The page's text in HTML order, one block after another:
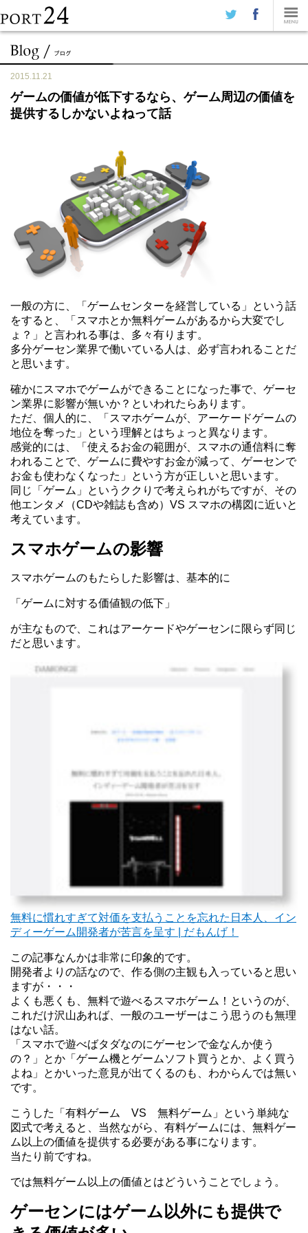
2015.11.21
ゲームの価値が低下するなら、ゲーム周辺の価値を
提供するしかないよねって話
一般の方に、「ゲームセンターを経営している」という話
をすると、「スマホとか無料ゲームがあるから大変でし
ょ？」と言われる事は、多々有ります。
多分ゲーセン業界で働いている人は、必ず言われることだ
と思います。
確かにスマホでゲームができることになった事で、ゲーセ
ン業界に影響が無いか？といわれたらあります。
ただ、個人的に、「スマホゲームが、アーケードゲームの
地位を奪った」という理解とはちょっと異なります。
感覚的には、「使えるお金の範囲が、スマホの通信料に奪
われることで、ゲームに費やすお金が減って、ゲーセンで
お金も使わなくなった」という方が正しいと思います。
同じ「ゲーム」というククりで考えられがちですが、その
他エンタメ（CDや雑誌も含め）VS スマホの構図に近いと
考えています。
スマホゲームの影響
スマホゲームのもたらした影響は、基本的に
「ゲームに対する価値観の低下」
が主なもので、これはアーケードやゲーセンに限らず同じ
だと思います。
無料に慣れすぎて対価を支払うことを忘れた日本人、イン
ディーゲーム開発者が苦言を呈す | だもんげ！
この記事なんかは非常に印象的です。
開発者よりの話なので、作る側の主観も入っていると思い
ますが・・・
よくも悪くも、無料で遊べるスマホゲーム！というのが、
これだけ沢山あれば、一般のユーザーはこう思うのも無理
はない話。
「スマホで遊べばタダなのにゲーセンで金なんか使う
の？」とか「ゲーム機とゲームソフト買うとか、よく買う
よね」とかいった意見が出てくるのも、わからんでは無い
です。
こうした「有料ゲーム VS 無料ゲーム」という単純な
図式で考えると、当然ながら、有料ゲームには、無料ゲー
ム以上の価値を提供する必要がある事になります。
当たり前ですね。
では無料ゲーム以上の価値とはどういうことでしょう。
ゲーセンにはゲーム以外にも提供で